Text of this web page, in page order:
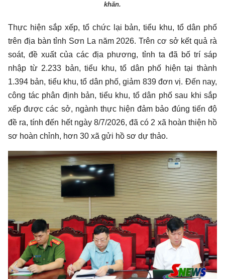
khăn.
Thực hiện sắp xếp, tổ chức lại bản, tiểu khu, tổ dân phố
trên địa bàn tỉnh Sơn La năm 2026. Trên cơ sở kết quả rà
soát, đề xuất của các địa phương, tỉnh ta đã bố trí sáp
nhập từ 2.233 bản, tiểu khu, tổ dân phố hiện tại thành
1.394 bản, tiểu khu, tổ dân phố, giảm 839 đơn vị. Đến nay,
công tác phân định bản, tiểu khu, tổ dân phố sau khi sắp
xếp được các sở, ngành thực hiện đảm bảo đúng tiến độ
đề ra, tính đến hết ngày 8/7/2026, đã có 2 xã hoàn thiện hồ
sơ hoàn chỉnh, hơn 30 xã gửi hồ sơ dự thảo.